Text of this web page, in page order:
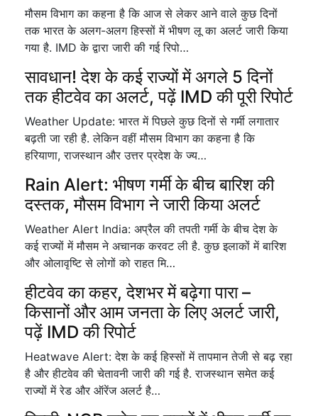
मौसम विभाग का कहना है कि आज से लेकर आने वाले कुछ दिनों
तक भारत के अलग-अलग हिस्सों में भीषण लू का अलर्ट जारी किया
गया है. IMD के द्वारा जारी की गई रिपो…
सावधान! देश के कई राज्यों में अगले 5 दिनों
तक हीटवेव का अलर्ट, पढ़ें IMD की पूरी रिपोर्ट
Weather Update: भारत में पिछले कुछ दिनों से गर्मी लगातार
बढ़ती जा रही है. लेकिन वहीं मौसम विभाग का कहना है कि
हरियाणा, राजस्थान और उत्तर प्रदेश के ज्य…
Rain Alert: भीषण गर्मी के बीच बारिश की
दस्तक, मौसम विभाग ने जारी किया अलर्ट
Weather Alert India: अप्रैल की तपती गर्मी के बीच देश के
कई राज्यों में मौसम ने अचानक करवट ली है. कुछ इलाकों में बारिश
और ओलावृष्टि से लोगों को राहत मि…
हीटवेव का कहर, देशभर में बढ़ेगा पारा –
किसानों और आम जनता के लिए अलर्ट जारी,
पढ़ें IMD की रिपोर्ट
Heatwave Alert: देश के कई हिस्सों में तापमान तेजी से बढ़ रहा
है और हीटवेव की चेतावनी जारी की गई है. राजस्थान समेत कई
राज्यों में रेड और ऑरेंज अलर्ट है…